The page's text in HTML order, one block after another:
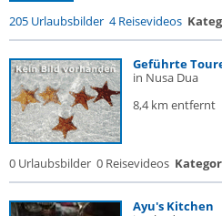
205 Urlaubsbilder 4 Reisevideos
Geführte
in Nusa Dua
8,4 km entfernt
0 Urlaubsbilder 0 Reisevideos
Ayu's Kitchen